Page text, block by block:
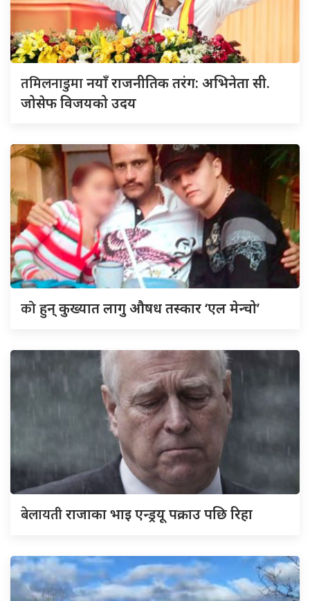
तमिलनाडुमानयाँ राजनीतिक तरंग: अभिनेता सी.
जोसेफ विजयको उदय
कोहुन् कुख्यात लागु औषध तस्कार ‘एल मेन्चो’
बेलायतीराजाका भाइ एन्ड्रयू पक्राउ पछि रिहा